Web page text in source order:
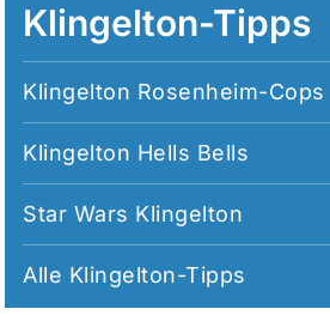
Klingelton-Tipps
Klingelton Rosenheim-Cops
Klingelton Hells Bells
Star Wars Klingelton
Alle Klingelton-Tipps